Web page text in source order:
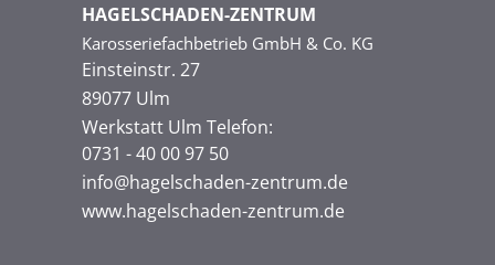
HAGELSCHADEN-ZENTRUM
Karosseriefachbetrieb GmbH & Co. KG
Einsteinstr. 27
89077 Ulm
Werkstatt Ulm Telefon:
0731 - 40 00 97 50
info@hagelschaden-zentrum.de
www.hagelschaden-zentrum.de